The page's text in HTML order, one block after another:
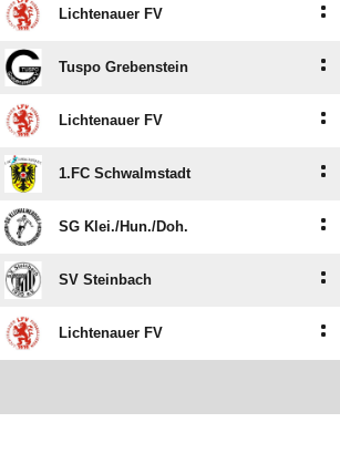
Lichtenauer FV :
Tuspo Grebenstein :
Lichtenauer FV :
1.FC Schwalmstadt :
SG Klei./​Hun./​Doh. :
SV Steinbach :
Lichtenauer FV :